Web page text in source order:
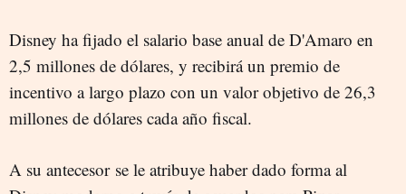
Disney ha fijado el salario base anual de D'Amaro en
2,5 millones de dólares, y recibirá un premio de
incentivo a largo plazo con un valor objetivo de 26,3
millones de dólares cada año fiscal.
A su antecesor se le atribuye haber dado forma al